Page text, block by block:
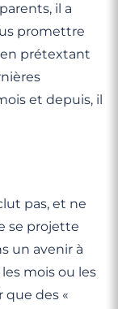
il a
promettre
en prétextant
et depuis, il
pas, et ne
se projette
un avenir à
mois ou les
que des «